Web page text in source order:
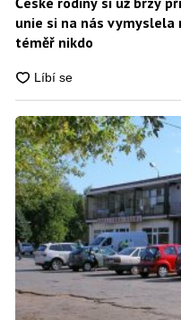
unie si na nás vymyslela
téměř nikdo